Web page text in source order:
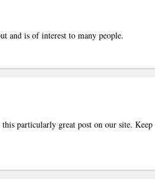
and is of interest to many people.
particularly great post on our site. Keep